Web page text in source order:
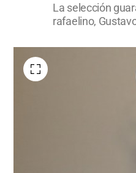
La selección
rafaelino,